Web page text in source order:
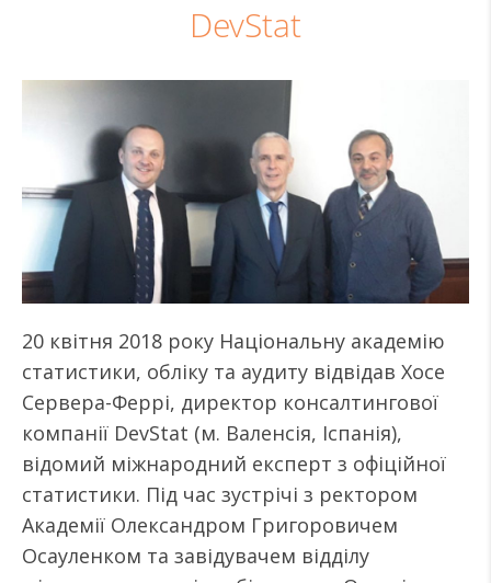
DevStat
20 квітня 2018 року Національну академію
статистики, обліку та аудиту відвідав Хосе
Сервера-Феррі, директор консалтингової
компанії DevStat (м. Валенсія, Іспанія),
відомий міжнародний експерт з офіційної
статистики. Під час зустрічі з ректором
Академії Олександром Григоровичем
Осауленком та завідувачем відділу